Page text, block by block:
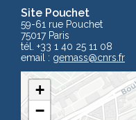
Site Pouchet
59-61 rue Pouchet
75017 Paris
tél. +33 1 40 25 11 08
email : gemass@cnrs.fr
+
−